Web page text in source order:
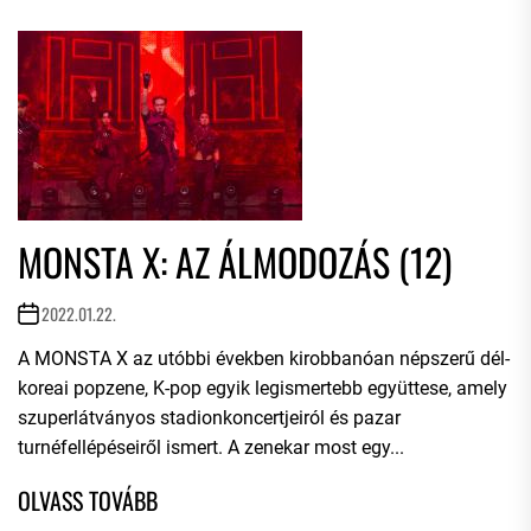
MONSTA X: AZ ÁLMODOZÁS (12)
2022.01.22.
A MONSTA X az utóbbi években kirobbanóan népszerű dél-
koreai popzene, K-pop egyik legismertebb együttese, amely
szuperlátványos stadionkoncertjeiról és pazar
turnéfellépéseiről ismert. A zenekar most egy...